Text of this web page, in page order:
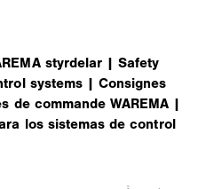
styrdelar | Safety
systems | Consignes
de commande WAREMA |
los sistemas de control